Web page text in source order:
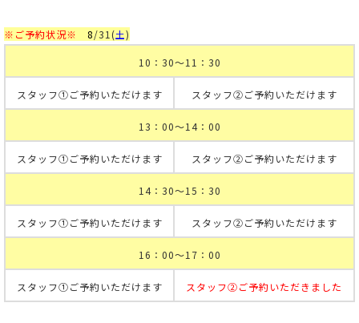
※ご予約状況※ 8/31 (土)
10：30～11：30
スタッフ①ご予約いただけます スタッフ②ご予約いただけます
13：00～14：00
スタッフ①ご予約いただけます スタッフ②ご予約いただけます
14：30～15：30
スタッフ①ご予約いただけます スタッフ②ご予約いただけます
16：00～17：00
スタッフ①ご予約いただけます スタッフ②ご予約いただきました